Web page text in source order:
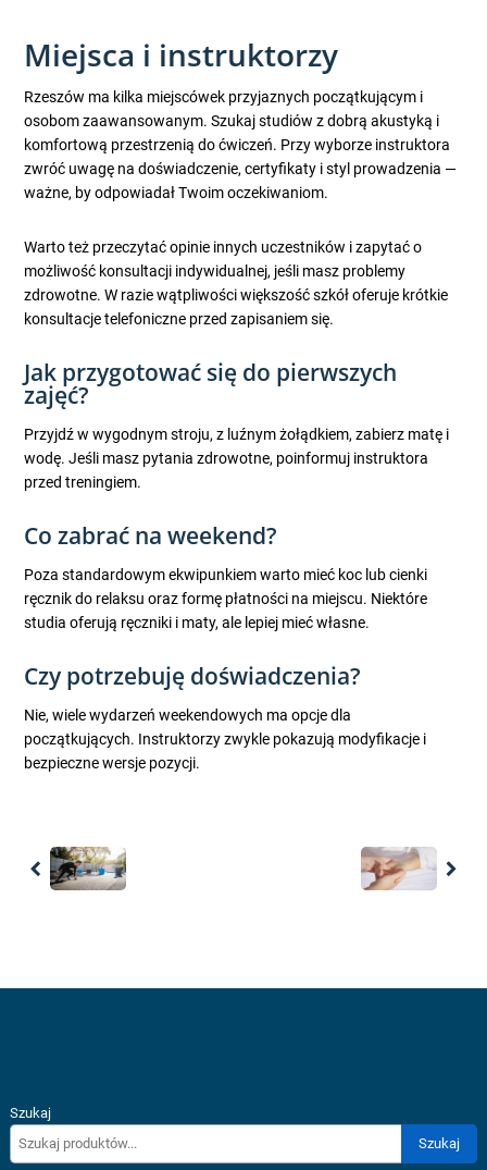
Miejsca i instruktorzy
Rzeszów ma kilka miejscówek przyjaznych początkującym i
osobom zaawansowanym. Szukaj studiów z dobrą akustyką i
komfortową przestrzenią do ćwiczeń. Przy wyborze instruktora
zwróć uwagę na doświadczenie, certyfikaty i styl prowadzenia —
ważne, by odpowiadał Twoim oczekiwaniom.
Warto też przeczytać opinie innych uczestników i zapytać o
możliwość konsultacji indywidualnej, jeśli masz problemy
zdrowotne. W razie wątpliwości większość szkół oferuje krótkie
konsultacje telefoniczne przed zapisaniem się.
Jak przygotować się do pierwszych
zajęć?
Przyjdź w wygodnym stroju, z luźnym żołądkiem, zabierz matę i
wodę. Jeśli masz pytania zdrowotne, poinformuj instruktora
przed treningiem.
Co zabrać na weekend?
Poza standardowym ekwipunkiem warto mieć koc lub cienki
ręcznik do relaksu oraz formę płatności na miejscu. Niektóre
studia oferują ręczniki i maty, ale lepiej mieć własne.
Czy potrzebuję doświadczenia?
Nie, wiele wydarzeń weekendowych ma opcje dla
początkujących. Instruktorzy zwykle pokazują modyfikacje i
bezpieczne wersje pozycji.
Szukaj
Szukaj